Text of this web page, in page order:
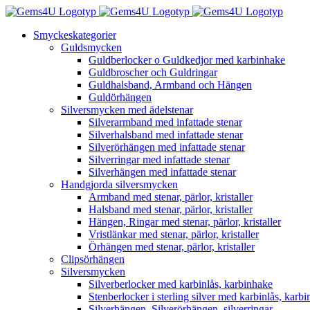
Fortsätt
innehålletSmyckeskategorier
Guldsmycken
Guldberlocker o Guldkedjor med karbinhake
Guldbroscher och Guldringar
Guldhalsband, Armband och Hängen
Guldörhängen
Silversmycken med ädelstenar
Silverarmband med infattade stenar
Silverhalsband med infattade stenar
Silverörhängen med infattade stenar
Silverringar med infattade stenar
Silverhängen med infattade stenar
Handgjorda silversmycken
Armband med stenar, pärlor, kristaller
Halsband med stenar, pärlor, kristaller
Hängen, Ringar med stenar, pärlor, kristaller
Vristlänkar med stenar, pärlor, kristaller
Örhängen med stenar, pärlor, kristaller
Clipsörhängen
Silversmycken
Silverberlocker med karbinlås, karbinhake
Stenberlocker i sterling silver med karbinlås,